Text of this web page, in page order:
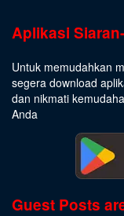
Aplikasi
Untuk memudahkan
segera download
dan nikmati
Anda
Guest Posts